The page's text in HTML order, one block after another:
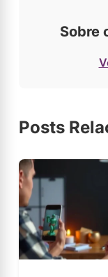
Sobre
Posts